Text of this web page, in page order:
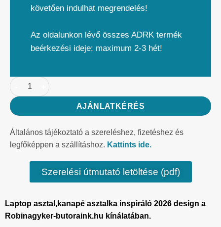
követően indulhat megrendelés!
Az oldalunkon lévő összes ADRK termék
beérkezési ideje: maximum 2-3 hét!
AJÁNLATKÉRÉS
Általános tájékoztató a szereléshez, fizetéshez és
legfőképpen a szállításhoz. Kattints ide.
Szerelési útmutató letöltése (pdf)
Laptop asztal,kanapé asztalka inspiráló 2026 design a
Robinagyker-butoraink.hu kínálatában.